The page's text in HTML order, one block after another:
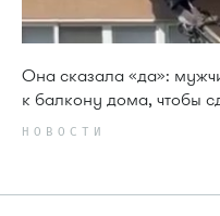
Она сказала «да»:
к балкону дома, чтобы
НОВОСТИ